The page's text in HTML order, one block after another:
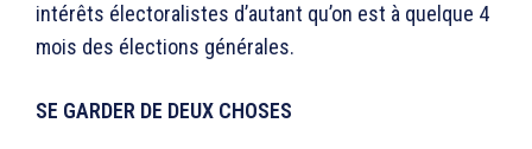
intérêts électoralistes d’autant qu’on est à quelque 4
mois des élections générales.
SE GARDER DE DEUX CHOSES